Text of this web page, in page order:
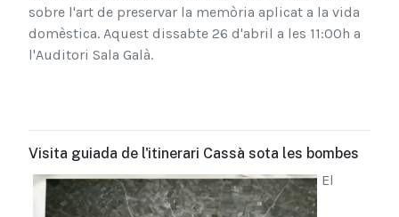
sobre l'art de preservar la memòria aplicat a la vida
domèstica. Aquest dissabte 26 d'abril a les 11:00h a
l'Auditori Sala Galà.
Visita guiada de l'itinerari Cassà sota les bombes
El